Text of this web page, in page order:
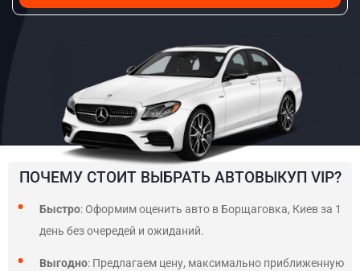
ПОЧЕМУ СТОИТ ВЫБРАТЬ АВТОВЫКУП VIP?
Быстро: Оформим оценить авто в Борщаговка, Киев за 1
день без очередей и ожиданий.
Выгодно: Предлагаем цену, максимально приближенную